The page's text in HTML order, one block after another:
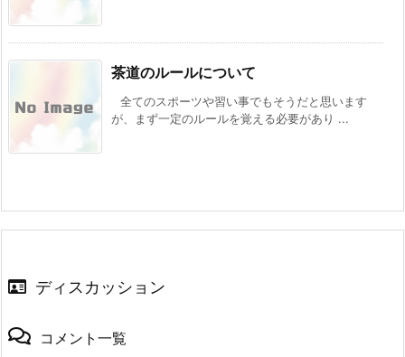
茶道のルールについて
全てのスポーツや習い事でもそうだと思います
が、まず一定のルールを覚える必要があり ...
ディスカッション
コメント一覧